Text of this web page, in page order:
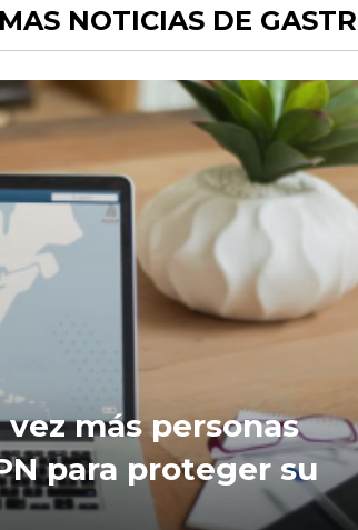
NOTICIAS DE
más personas
para proteger su